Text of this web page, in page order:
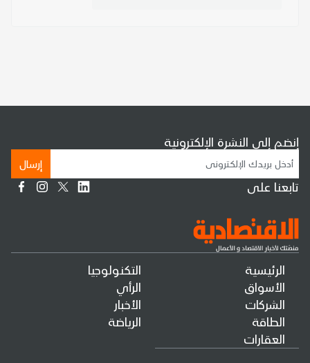
الرئيسية
الأسواق
الشركات
الطاقة
العقارات
التكنولوجيا
الرأي
الأخبار
الرياضة
إنضم إلى النشرة الإلكترونية
إرسال
تابعنا على